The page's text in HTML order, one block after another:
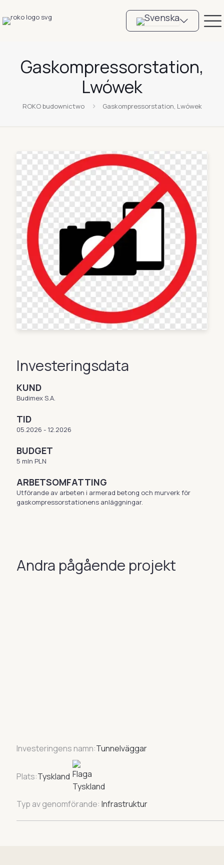
Gaskompressorstation,
Lwówek
ROKO budownictwo Gaskompressorstation, Lwówek
Investeringsdata
KUND
Budimex S.A.
TID
05.2026 - 12.2026
BUDGET
5 mln PLN
ARBETSOMFATTING
Utförande av arbeten i armerad betong och murverk för
gaskompressorstationens anläggningar.
Andra pågående projekt
Investeringens namn:Tunnelväggar
Plats:Tyskland
Typ av genomförande: Infrastruktur